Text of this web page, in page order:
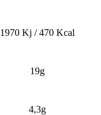
1970 Kj / 470 Kcal
19g
4,3g